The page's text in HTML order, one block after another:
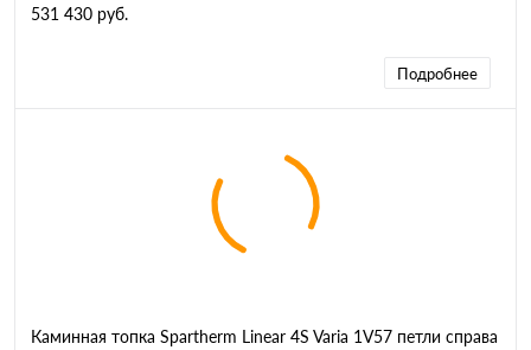
531 430 руб.
Подробнее
Каминная топка Spartherm Linear 4S Varia 1V57 петли справа